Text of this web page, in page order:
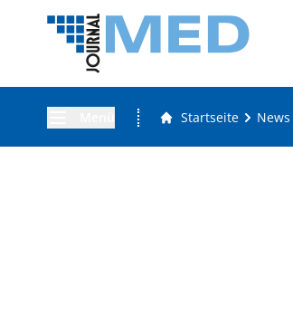
Startseite News